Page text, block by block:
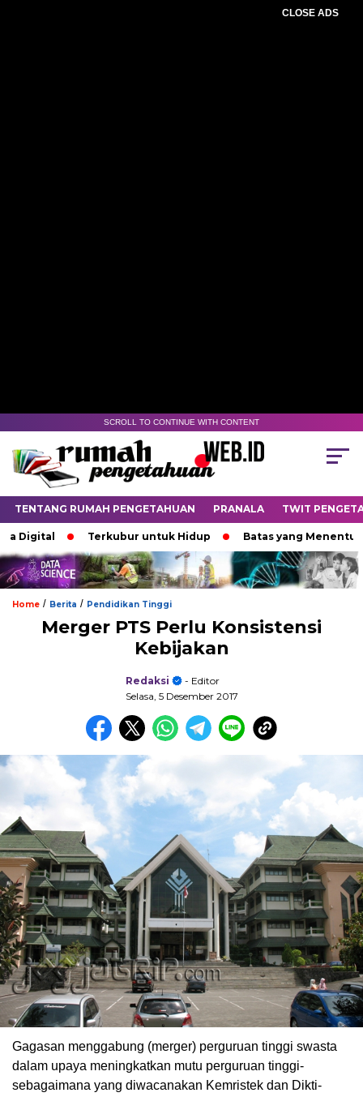
CLOSE ADS
SCROLL TO CONTINUE WITH CONTENT
TENTANG RUMAH PENGETAHUAN PRANALA TWIT
Terkubur untuk Hidup Batas yang Menentukan
Home / Berita / Pendidikan Tinggi
Merger PTS Perlu Konsistensi
Kebijakan
Redaksi
- Editor
Selasa, 5 Desember 2017
Gagasan menggabung (merger) perguruan tinggi swasta
dalam upaya meningkatkan mutu perguruan tinggi-
sebagaimana yang diwacanakan Kemristek dan Dikti-